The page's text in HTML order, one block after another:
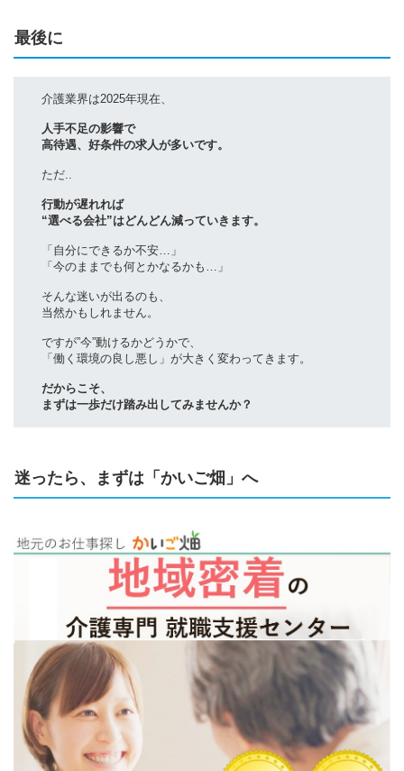
最後に
介護業界は2025年現在、
人手不足の影響で
高待遇、好条件の求人が多いです。
ただ..
行動が遅れれば
“選べる会社”はどんどん減っていきます。
「自分にできるか不安…」
「今のままでも何とかなるかも…」
そんな迷いが出るのも、
当然かもしれません。
ですが”今”動けるかどうかで、
「働く環境の良し悪し」が大きく変わってきます。
だからこそ、
まずは一歩だけ踏み出してみませんか？
迷ったら、まずは「かいご畑」へ